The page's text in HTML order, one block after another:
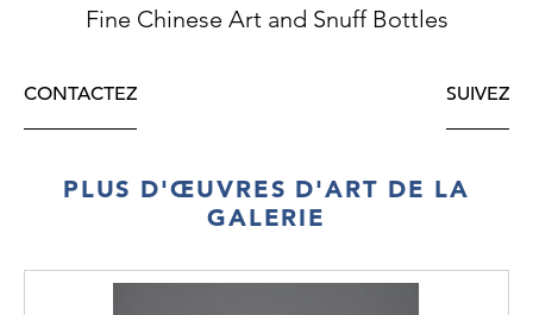
Fine Chinese Art and Snuff Bottles
CONTACTEZ SUIVEZ
PLUS D'ŒUVRES D'ART DE LA
GALERIE